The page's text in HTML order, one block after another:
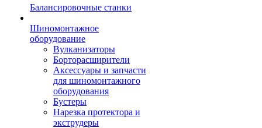
Балансировочные станки
Шиномонтажное
оборудование
Вулканизаторы
Борторасширители
Аксессуары и запчасти
для шиномонтажного
оборудования
Бустеры
Нарезка протектора и
экструдеры